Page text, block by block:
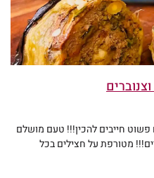
פשוט חייבים להכין!!! טעם מושלם
מטורפת על חצילים בכל